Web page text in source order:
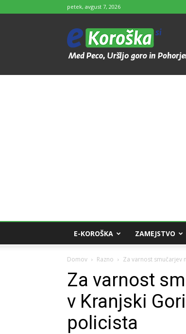
petek, avgust 7, 2026
e-
Koroška
E-KOROŠKA ZAMEJSTVO
Domov Razno Za varnost smučarjev
Za varnost
v Kranjski
policista